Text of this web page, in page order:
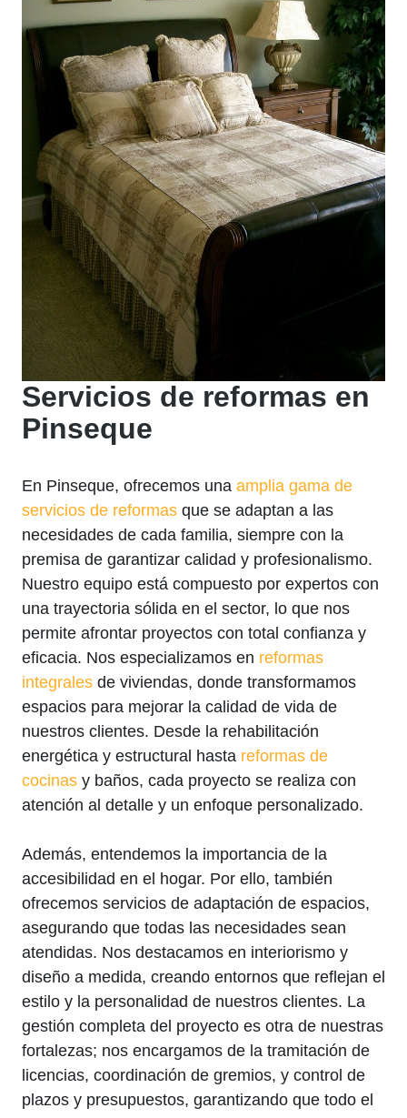
Servicios de reformas en
Pinseque
En Pinseque, ofrecemos una amplia gama de
servicios de reformas que se adaptan a las
necesidades de cada familia, siempre con la
premisa de garantizar calidad y profesionalismo.
Nuestro equipo está compuesto por expertos con
una trayectoria sólida en el sector, lo que nos
permite afrontar proyectos con total confianza y
eficacia. Nos especializamos en reformas
integrales de viviendas, donde transformamos
espacios para mejorar la calidad de vida de
nuestros clientes. Desde la rehabilitación
energética y estructural hasta reformas de
cocinas y baños, cada proyecto se realiza con
atención al detalle y un enfoque personalizado.
Además, entendemos la importancia de la
accesibilidad en el hogar. Por ello, también
ofrecemos servicios de adaptación de espacios,
asegurando que todas las necesidades sean
atendidas. Nos destacamos en interiorismo y
diseño a medida, creando entornos que reflejan el
estilo y la personalidad de nuestros clientes. La
gestión completa del proyecto es otra de nuestras
fortalezas; nos encargamos de la tramitación de
licencias, coordinación de gremios, y control de
plazos y presupuestos, garantizando que todo el